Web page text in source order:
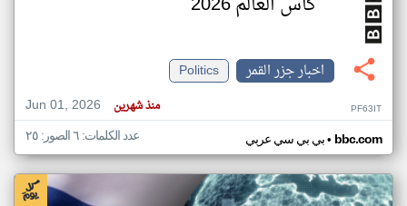
اخبار جزر القمر
Politics
Jun 01, 2026
منذ شهرين PF63IT
بي بي سي عربي• bbc.com عدد الكلمات: ٦ الصور: ٢٥